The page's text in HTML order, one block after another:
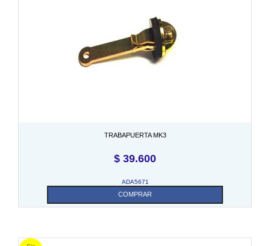
TRABAPUERTA MK3
$ 39.600
ADA5671
COMPRAR